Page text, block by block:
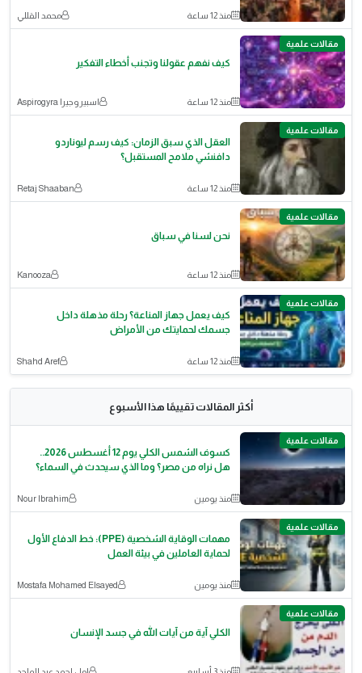
منذ 12 ساعة محمد القللي
مقالات علمية
كيف نفهم عقولنا وتجنب أخطاء التفكير
منذ 12 ساعة اسبيروجيرا Aspirogyra
مقالات علمية
العقل الذي سبق الزمان: كيف رسم ليوناردو
دافنشي ملامح المستقبل؟
منذ 12 ساعة Retaj Shaaban
مقالات علمية
نحن لسنا في سباق
منذ 12 ساعة Kanooza
مقالات علمية
كيف يعمل جهاز المناعة؟ رحلة مذهلة داخل
جسمك لحمايتك من الأمراض
منذ 12 ساعة Shahd Aref
أكثر المقالات تقييمًا هذا الأسبوع
مقالات علمية
كسوف الشمس الكلي يوم 12 أغسطس 2026..
هل نراه من مصر؟ وما الذي سيحدث في السماء؟
منذ يومين Nour Ibrahim
مقالات علمية
مهمات الوقاية الشخصية (PPE): خط الدفاع الأول
لحماية العاملين في بيئة العمل
منذ يومين Mostafa Mohamed Elsayed
مقالات علمية
الكلي آية من آيات الله في جسد الإنسان
منذ 3 أسابيع امل احمد عبد الواحد